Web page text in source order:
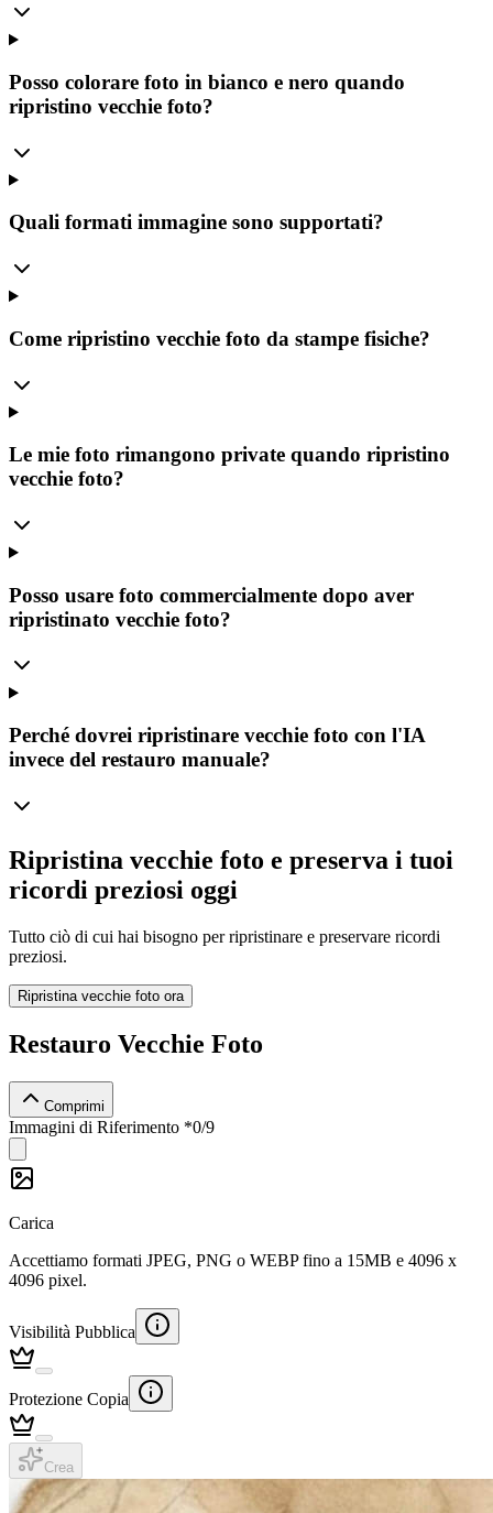
Posso colorare foto in bianco e nero quando
ripristino vecchie foto?
Quali formati immagine sono supportati?
Come ripristino vecchie foto da stampe fisiche?
Le mie foto rimangono private quando ripristino
vecchie foto?
Posso usare foto commercialmente dopo aver
ripristinato vecchie foto?
Perché dovrei ripristinare vecchie foto con l'IA
invece del restauro manuale?
Ripristina vecchie foto e preserva i tuoi
ricordi preziosi oggi
Tutto ciò di cui hai bisogno per ripristinare e preservare ricordi
preziosi.
Ripristina vecchie foto ora
Restauro Vecchie Foto
Comprimi
Immagini di Riferimento *0/9
Carica
Accettiamo formati JPEG, PNG o WEBP fino a 15MB e 4096 x
4096 pixel.
Visibilità Pubblica
Protezione Copia
Crea